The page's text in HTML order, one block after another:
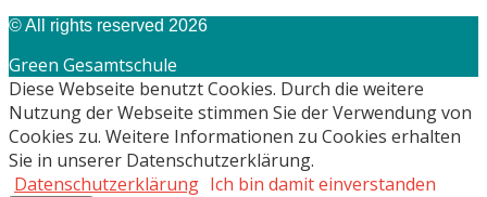
© All rights reserved 2026
Green Gesamtschule
Diese Webseite benutzt Cookies. Durch die weitere
Nutzung der Webseite stimmen Sie der Verwendung von
Cookies zu. Weitere Informationen zu Cookies erhalten
Sie in unserer Datenschutzerklärung.
Datenschutzerklärung Ich bin damit einverstanden